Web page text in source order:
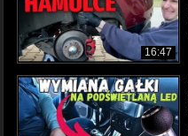
16:47